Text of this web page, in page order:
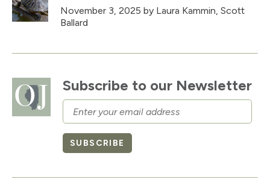
Subscribe to our Newsletter
Email
SUBSCRIBE
November 3, 2025 by Laura Kammin, Scott
Ballard